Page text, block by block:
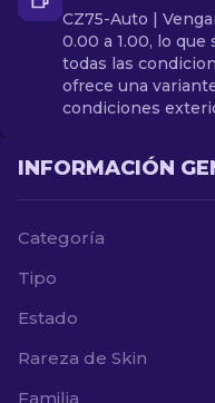
CZ75-Auto |
0.00 a 1.00, lo
todas las
ofrece una
condiciones
INFORMACIÓN
Categoría
Tipo
Estado
Rareza de Skin
Familia